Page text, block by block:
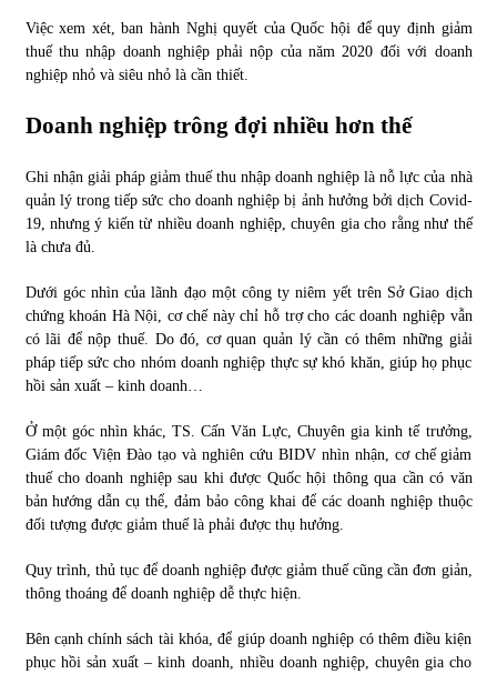
Việc xem xét, ban hành Nghị quyết của Quốc hội để quy định giảm
thuế thu nhập doanh nghiệp phải nộp của năm 2020 đối với doanh
nghiệp nhỏ và siêu nhỏ là cần thiết.
Doanh nghiệp trông đợi nhiều hơn thế
Ghi nhận giải pháp giảm thuế thu nhập doanh nghiệp là nỗ lực của nhà
quản lý trong tiếp sức cho doanh nghiệp bị ảnh hưởng bởi dịch Covid-
19, nhưng ý kiến từ nhiều doanh nghiệp, chuyên gia cho rằng như thế
là chưa đủ.
Dưới góc nhìn của lãnh đạo một công ty niêm yết trên Sở Giao dịch
chứng khoán Hà Nội, cơ chế này chỉ hỗ trợ cho các doanh nghiệp vẫn
có lãi để nộp thuế. Do đó, cơ quan quản lý cần có thêm những giải
pháp tiếp sức cho nhóm doanh nghiệp thực sự khó khăn, giúp họ phục
hồi sản xuất – kinh doanh…
Ở một góc nhìn khác, TS. Cấn Văn Lực, Chuyên gia kinh tế trưởng,
Giám đốc Viện Đào tạo và nghiên cứu BIDV nhìn nhận, cơ chế giảm
thuế cho doanh nghiệp sau khi được Quốc hội thông qua cần có văn
bản hướng dẫn cụ thể, đảm bảo công khai để các doanh nghiệp thuộc
đối tượng được giảm thuế là phải được thụ hưởng.
Quy trình, thủ tục để doanh nghiệp được giảm thuế cũng cần đơn giản,
thông thoáng để doanh nghiệp dễ thực hiện.
Bên cạnh chính sách tài khóa, để giúp doanh nghiệp có thêm điều kiện
phục hồi sản xuất – kinh doanh, nhiều doanh nghiệp, chuyên gia cho